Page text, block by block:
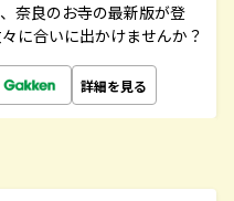
奈良のお寺の最新版が登
に合いに出かけませんか？
詳細を見る